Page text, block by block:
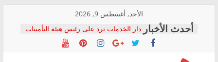
content
الأحد, أغسطس 9, 2026
دار الخدمات ترد على رئيس هيئة التأمينات
بعد مؤتمره الصحفي: إنكار الأزمة لا ينهي
معاناة أصحاب المعاشات.. ونطالب بكشف